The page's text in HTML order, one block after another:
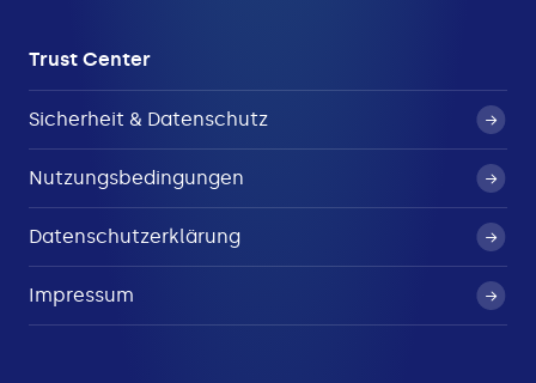
Trust Center
Sicherheit & Datenschutz
Nutzungsbedingungen
Datenschutzerklärung
Impressum